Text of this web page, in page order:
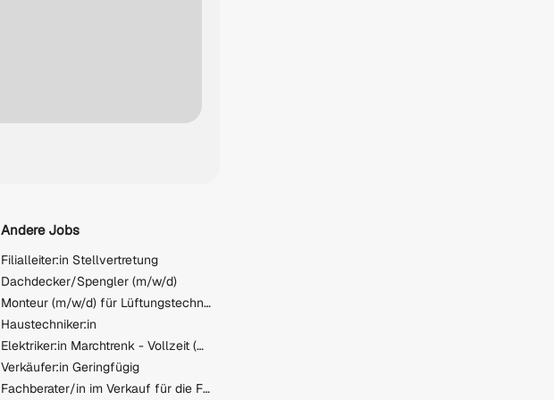
Andere Jobs
Filialleiter:in Stellvertretung
Dachdecker/Spengler (m/w/d)
Monteur (m/w/d) für Lüftungstechnik
Haustechniker:in
Elektriker:in Marchtrenk - Vollzeit (m/w/d)
Verkäufer:in Geringfügig
Fachberater/in im Verkauf für die Fachabteilung Drive-In/Baustoffe